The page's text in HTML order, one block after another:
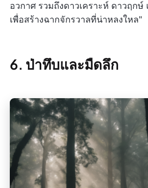
อวกาศ รวมถึงดาวเคราะห์ ดาวฤก
เพื่อสร้างฉากจักรวาลที่น่าหลงใหล"
6. ป่าทึบและมืดลึก